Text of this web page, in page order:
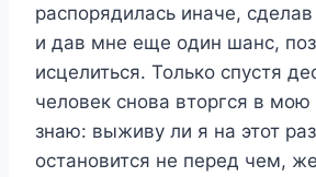
распорядилась иначе,
и дав мне еще один шанс,
исцелиться. Только спустя
человек снова вторгся в
знаю: выживу ли я на этот
остановится не перед чем,